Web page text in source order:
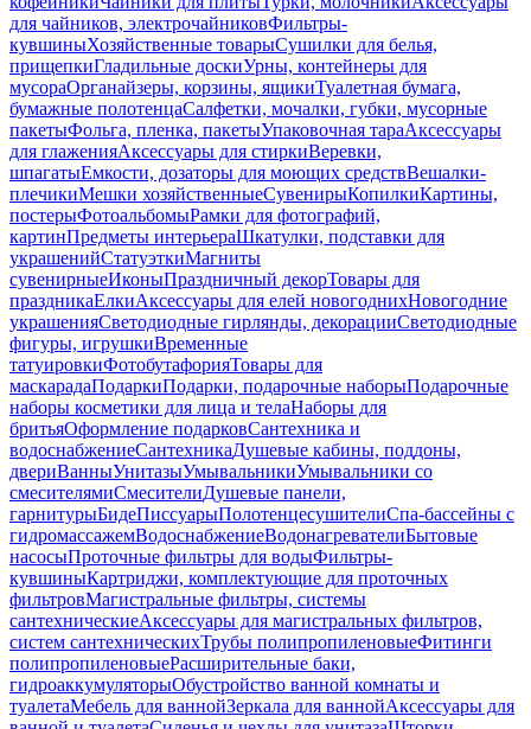
для чайников, электрочайниковФильтры-
кувшиныХозяйственные товарыСушилки для белья,
прищепкиГладильные доскиУрны, контейнеры для
мусораОрганайзеры, корзины, ящикиТуалетная бумага,
бумажные полотенцаСалфетки, мочалки, губки, мусорные
пакетыФольга, пленка, пакетыУпаковочная тараАксессуары
для глаженияАксессуары для стиркиВеревки,
шпагатыЕмкости, дозаторы для моющих средствВешалки-
плечикиМешки хозяйственныеСувенирыКопилкиКартины,
постерыФотоальбомыРамки для фотографий,
картинПредметы интерьераШкатулки, подставки для
украшенийСтатуэткиМагниты
сувенирныеИконыПраздничный декорТовары для
праздникаЕлкиАксессуары для елей новогоднихНовогодние
украшенияСветодиодные гирлянды, декорацииСветодиодные
фигуры, игрушкиВременные
татуировкиФотобутафорияТовары для
маскарадаПодаркиПодарки, подарочные наборыПодарочные
наборы косметики для лица и телаНаборы для
бритьяОформление подарковСантехника и
водоснабжениеСантехникаДушевые кабины, поддоны,
двериВанныУнитазыУмывальникиУмывальники со
смесителямиСмесителиДушевые панели,
гарнитурыБидеПиссуарыПолотенцесушителиСпа-бассейны с
гидромассажемВодоснабжениеВодонагревателиБытовые
насосыПроточные фильтры для водыФильтры-
кувшиныКартриджи, комплектующие для проточных
фильтровМагистральные фильтры, системы
сантехническиеАксессуары для магистральных фильтров,
систем сантехническихТрубы полипропиленовыеФитинги
полипропиленовыеРасширительные баки,
гидроаккумуляторыОбустройство ванной комнаты и
туалетаМебель для ваннойЗеркала для ваннойАксессуары для